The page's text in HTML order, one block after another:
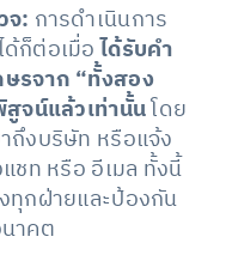
จ: การดำเนินการ
ด้ก็ต่อเมื่อได้รับคำ
รจาก “ทั้งสอง
จน์แล้วเท่านั้นโดย
ถึงบริษัท หรือแจ้ง
ชท หรือ อีเมล ทั้งนี้
ทุกฝ่ายและป้องกัน
าคต